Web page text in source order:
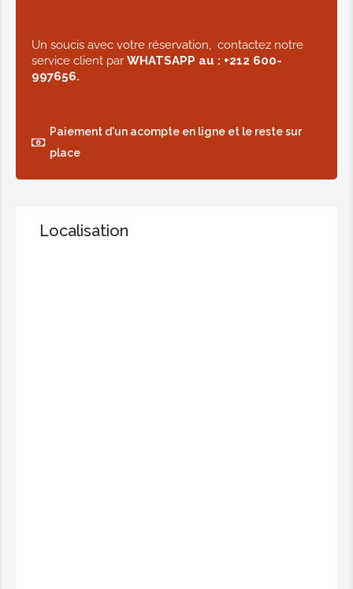
Un soucis avec votre réservation, contactez notre
service client par WHATSAPP au : +212 600-
997656.
Paiement d'un acompte en ligne et le reste sur
place
Localisation